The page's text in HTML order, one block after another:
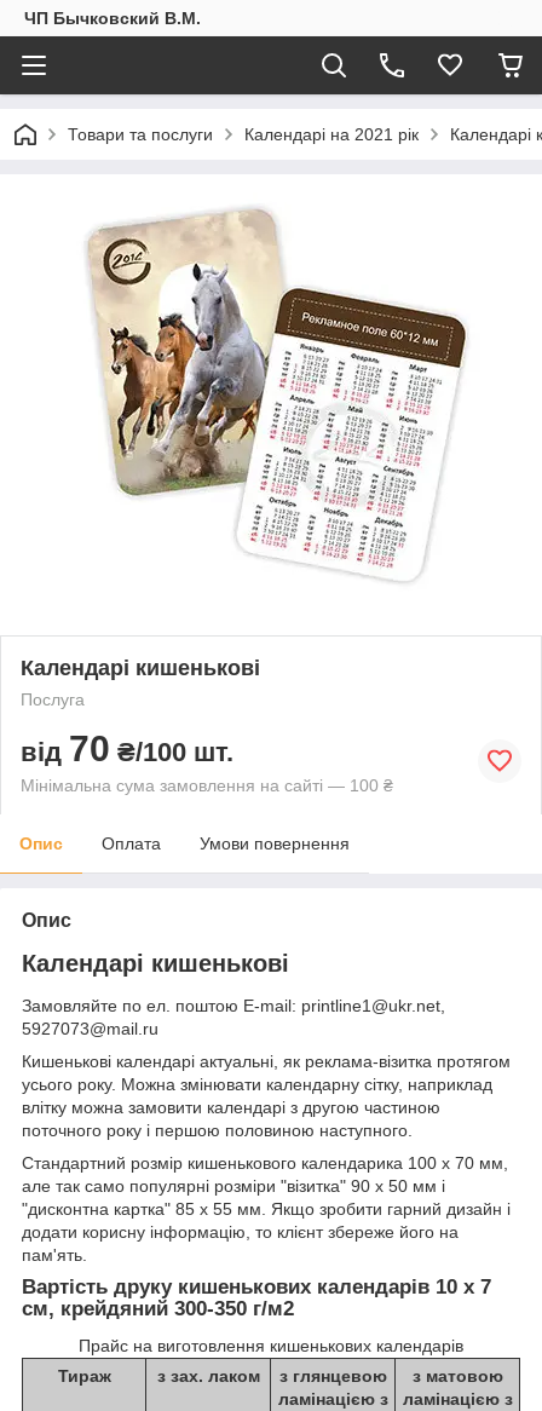
ЧП Бычковский В.М.
Товари та послуги Календарі на 2021 рік Календарі
Календарі кишенькові
Послуга
від 70 ₴/100 шт.
Мінімальна сума замовлення на сайті — 100 ₴
Опис Оплата Умови повернення
Опис
Календарі кишенькові
Замовляйте по ел. поштою E-mail: printline1@ukr.net,
5927073@mail.ru
Кишенькові календарі актуальні, як реклама-візитка протягом
усього року. Можна змінювати календарну сітку, наприклад
влітку можна замовити календарі з другою частиною
поточного року і першою половиною наступного.
Стандартний розмір кишенькового календарика 100 х 70 мм,
але так само популярні розміри "візитка" 90 х 50 мм і
"дисконтна картка" 85 х 55 мм. Якщо зробити гарний дизайн і
додати корисну інформацію, то клієнт збереже його на
пам'ять.
Вартість друку кишенькових календарів 10 х 7
см, крейдяний 300-350 г/м2
Тираж з зах. лаком
з глянцевою
ламінацією з
з матовою
ламінацією з
Прайс на виготовлення кишенькових календарів